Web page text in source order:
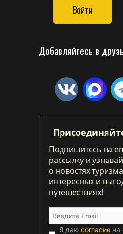
Войти
Добавляйтесь в
Подпишитесь на
рассылку и
о новостях
интересных и
путешествиях!
Я даю согласие на